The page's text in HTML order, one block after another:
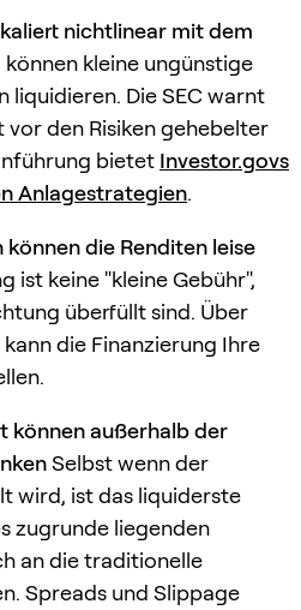
nichtlinear mit dem
können kleine ungünstige
liquidieren. Die SEC warnt
den Risiken gehebelter
bietet Investor.govs
Anlagestrategien.
die Renditen leise
ist keine "kleine Gebühr",
überfüllt sind. Über
die Finanzierung Ihre
können außerhalb der
Selbst wenn der
wird, ist das liquiderste
zugrunde liegenden
an die traditionelle
Spreads und Slippage